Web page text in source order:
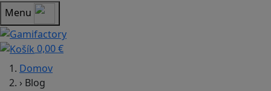
Menu
0,00 €
Domov
› Blog